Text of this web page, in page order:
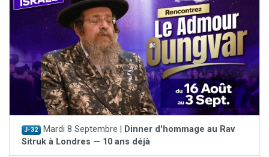
J-32 Mardi 8 Septembre |
Dinner d'hommage au Rav
Sitruk à Londres — 10 ans déjà